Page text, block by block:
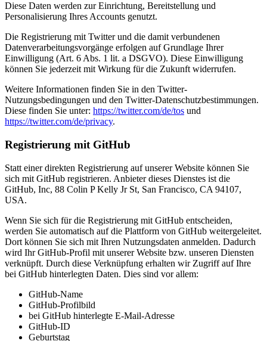
Diese Daten werden zur Einrichtung, Bereitstellung und
Personalisierung Ihres Accounts genutzt.
Die Registrierung mit Twitter und die damit verbundenen
Datenverarbeitungsvorgänge erfolgen auf Grundlage Ihrer
Einwilligung (Art. 6 Abs. 1 lit. a DSGVO). Diese Einwilligung
können Sie jederzeit mit Wirkung für die Zukunft widerrufen.
Weitere Informationen finden Sie in den Twitter-
Nutzungsbedingungen und den Twitter-Datenschutzbestimmungen.
Diese finden Sie unter: https://twitter.com/de/tos und
https://twitter.com/de/privacy.
Registrierung mit GitHub
Statt einer direkten Registrierung auf unserer Website können Sie
sich mit GitHub registrieren. Anbieter dieses Dienstes ist die
GitHub, Inc, 88 Colin P Kelly Jr St, San Francisco, CA 94107,
USA.
Wenn Sie sich für die Registrierung mit GitHub entscheiden,
werden Sie automatisch auf die Plattform von GitHub weitergeleitet.
Dort können Sie sich mit Ihren Nutzungsdaten anmelden. Dadurch
wird Ihr GitHub-Profil mit unserer Website bzw. unseren Diensten
verknüpft. Durch diese Verknüpfung erhalten wir Zugriff auf Ihre
bei GitHub hinterlegten Daten. Dies sind vor allem:
GitHub-Name
GitHub-Profilbild
bei GitHub hinterlegte E-Mail-Adresse
GitHub-ID
Geburtstag